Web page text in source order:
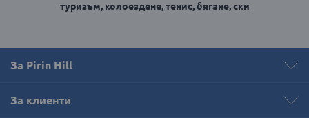
туризъм, колоездене, тенис, бягане, ски
За Pirin Hill
За клиенти